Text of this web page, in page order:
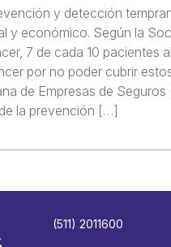
y detección
y económico. Según la
7 de cada 10 pacientes
por no poder cubrir
de Empresas de Seguros
la prevención […]
(511) 2011600